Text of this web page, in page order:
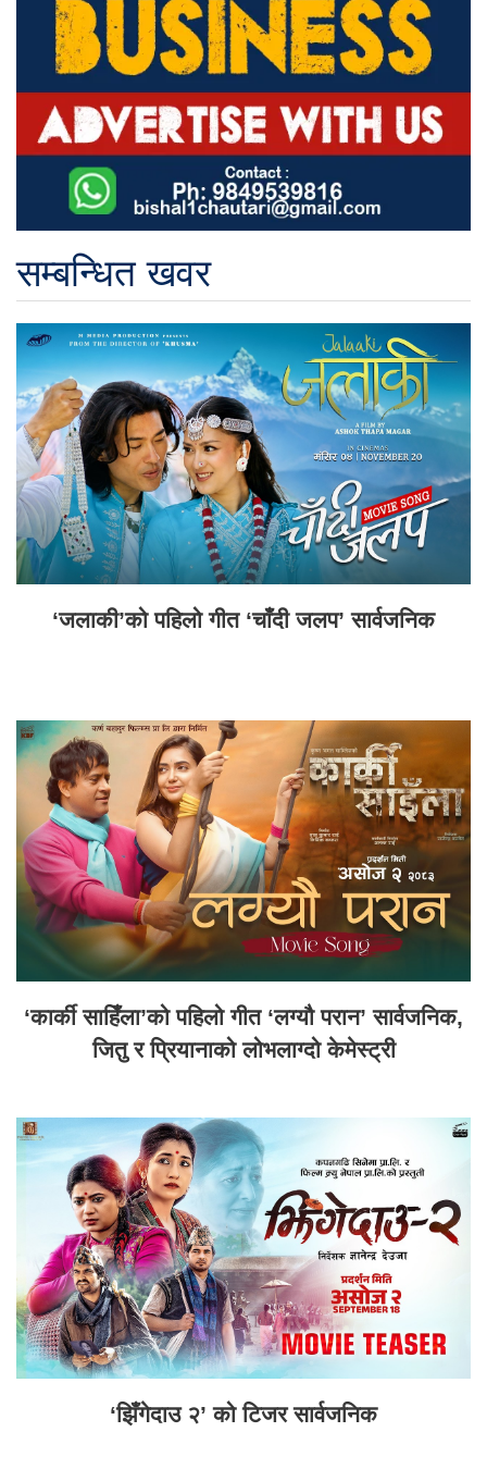
सम्बन्धित खवर
‘जलाकी’को पहिलो गीत ‘चाँदी जलप’ सार्वजनिक
‘कार्की साहिँला’को पहिलो गीत ‘लग्यौ परान’ सार्वजनिक,
जितु र प्रियानाको लोभलाग्दो केमेस्ट्री
‘झिँगेदाउ २’ को टिजर सार्वजनिक